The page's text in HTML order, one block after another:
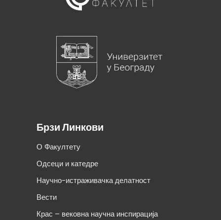
Брзи Линкови
О Факултету
Одсеци и катедре
Научно-истраживачка делатност
Вести
Крас – вековна научна инспирација